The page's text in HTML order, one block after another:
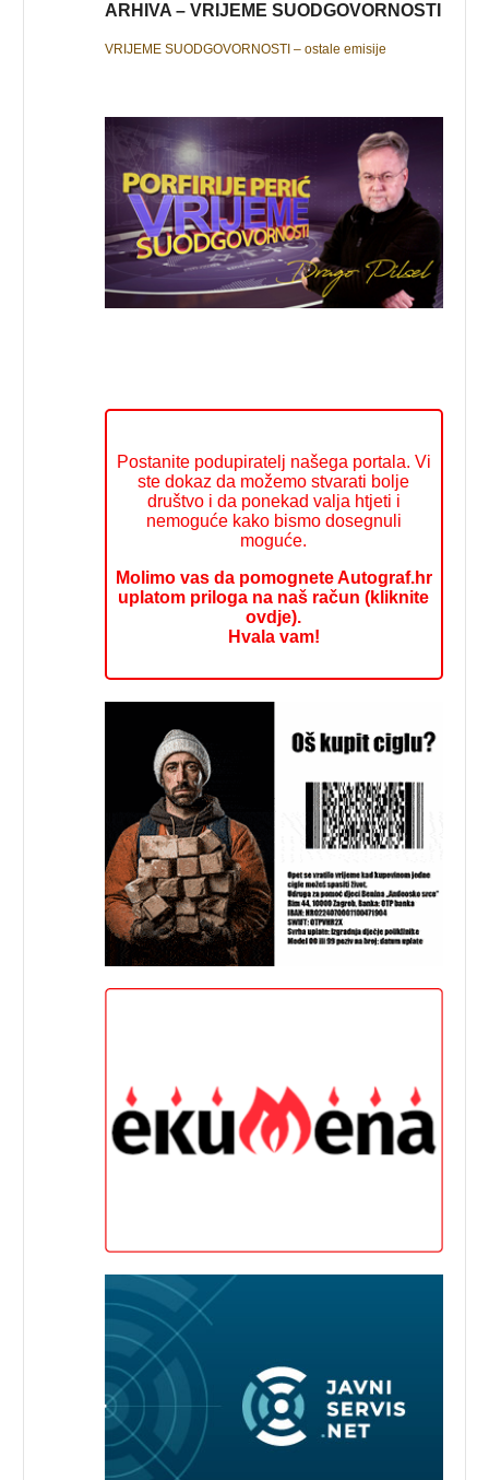
ARHIVA – VRIJEME SUODGOVORNOSTI
VRIJEME SUODGOVORNOSTI – ostale emisije
Postanite podupiratelj našega portala. Vi
ste dokaz da možemo stvarati bolje
društvo i da ponekad valja htjeti i
nemoguće kako bismo dosegnuli
moguće.
Molimo vas da pomognete Autograf.hr
uplatom priloga na naš račun (kliknite
ovdje).
Hvala vam!